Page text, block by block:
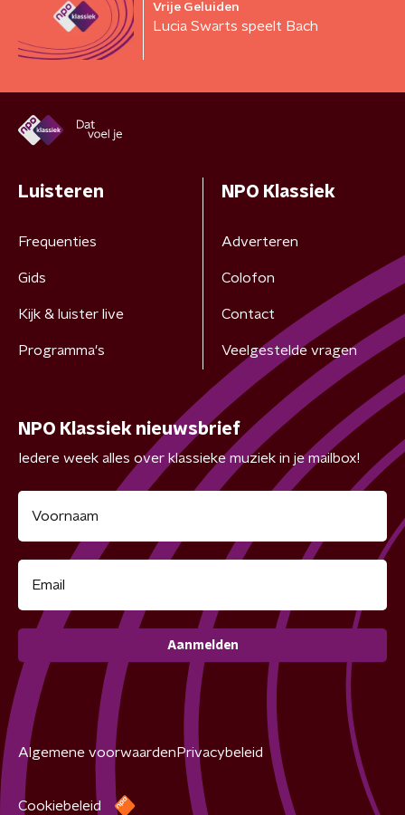
Vrije Geluiden
Lucia Swarts speelt Bach
Luisteren
Frequenties
Gids
Kijk & luister live
Programma's
NPO Klassiek
Adverteren
Colofon
Contact
Veelgestelde vragen
NPO Klassiek nieuwsbrief
Iedere week alles over klassieke muziek in je mailbox!
Aanmelden
Algemene voorwaarden Privacybeleid
Cookiebeleid